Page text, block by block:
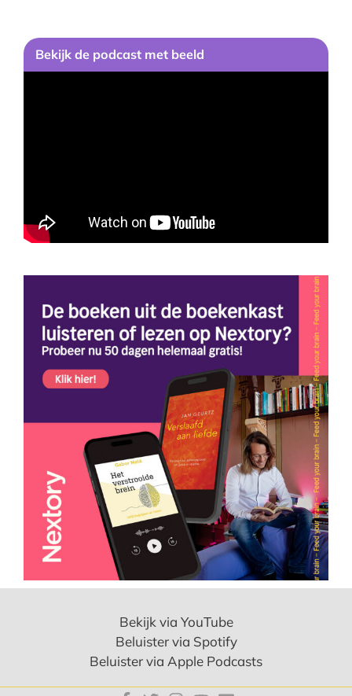
Bekijk de podcast met beeld
Bekijk via YouTube
Beluister via Spotify
Beluister via Apple Podcasts